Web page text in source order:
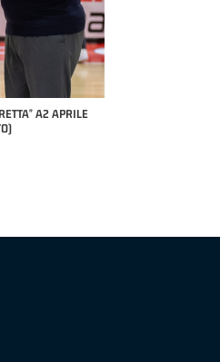
DILAS B
(TAV